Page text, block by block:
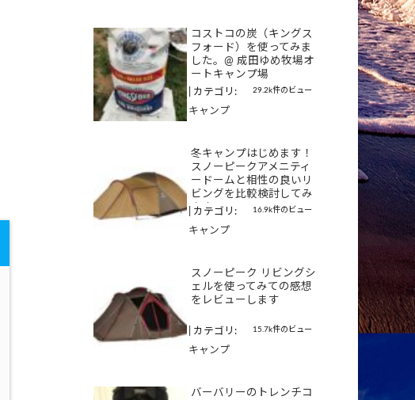
コストコの炭（キングス
フォード）を使ってみま
した。@ 成田ゆめ牧場オ
ートキャンプ場
29.2k件のビュー
カテゴリ:
キャンプ
冬キャンプはじめます！
スノーピークアメニティ
ードームと相性の良いリ
ビングを比較検討してみ
ます
16.9k件のビュー
カテゴリ:
キャンプ
スノーピーク リビングシ
ェルを使ってみての感想
をレビューします
15.7k件のビュー
カテゴリ:
キャンプ
バーバリーのトレンチコ